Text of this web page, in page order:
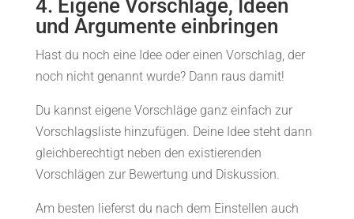
4. Eigene Vorschläge, Ideen
und Argumente einbringen
Hast du noch eine Idee oder einen Vorschlag, der
noch nicht genannt wurde? Dann raus damit!
Du kannst eigene Vorschläge ganz einfach zur
Vorschlagsliste hinzufügen. Deine Idee steht dann
gleichberechtigt neben den existierenden
Vorschlägen zur Bewertung und Diskussion.
Am besten lieferst du nach dem Einstellen auch